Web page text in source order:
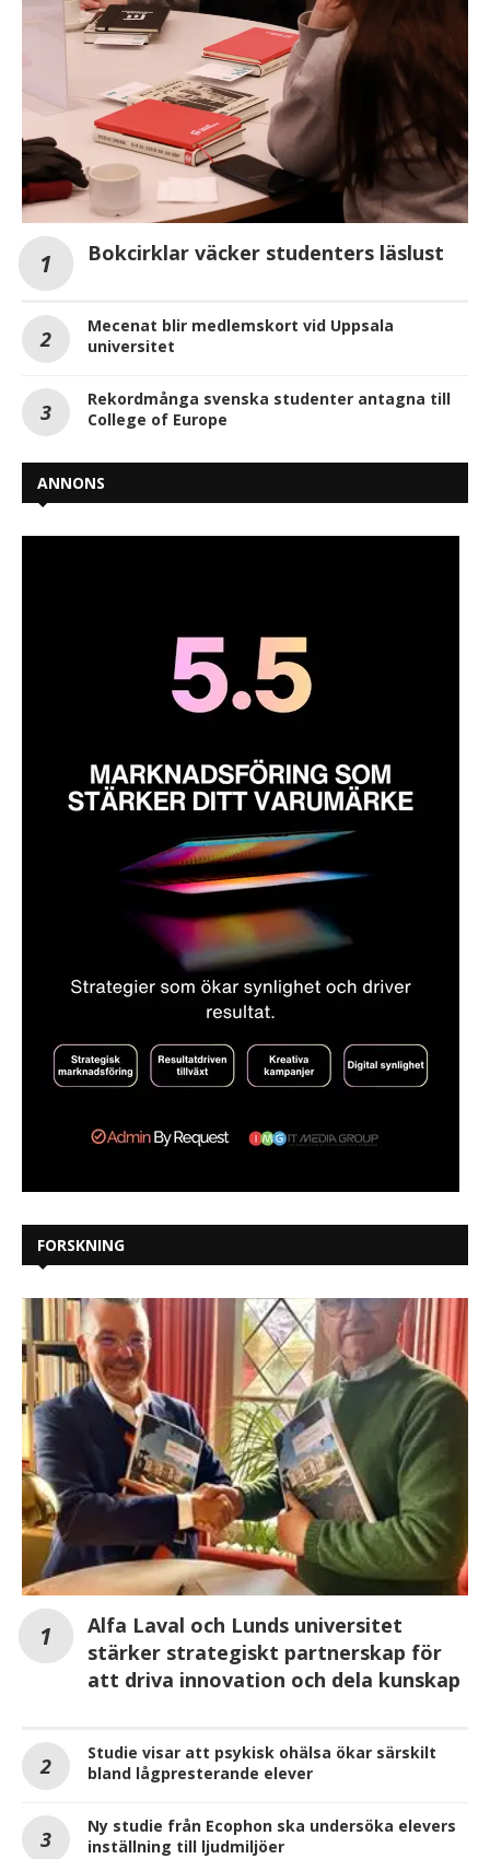
Bokcirklar väcker studenters läslust
Mecenat blir medlemskort vid Uppsala
universitet
Rekordmånga svenska studenter antagna till
College of Europe
ANNONS
FORSKNING
Alfa Laval och Lunds universitet
stärker strategiskt partnerskap för
att driva innovation och dela kunskap
Studie visar att psykisk ohälsa ökar särskilt
bland lågpresterande elever
Ny studie från Ecophon ska undersöka elevers
inställning till ljudmiljöer